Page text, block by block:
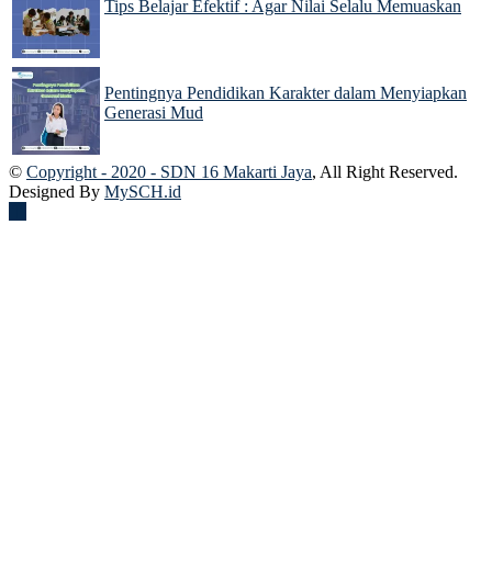
Tips Belajar Efektif : Agar Nilai Selalu Memuaskan
Pentingnya Pendidikan Karakter dalam Menyiapkan
Generasi Mud
© Copyright - 2020 - SDN 16 Makarti Jaya, All Right Reserved.
Designed By MySCH.id